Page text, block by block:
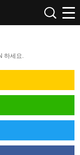
하세요.